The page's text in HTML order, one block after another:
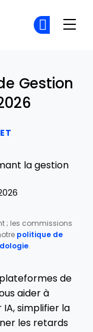
Gestion
la gestion
; les commissions
politique de
.
plateformes de
aider à
simplifier la
les retards